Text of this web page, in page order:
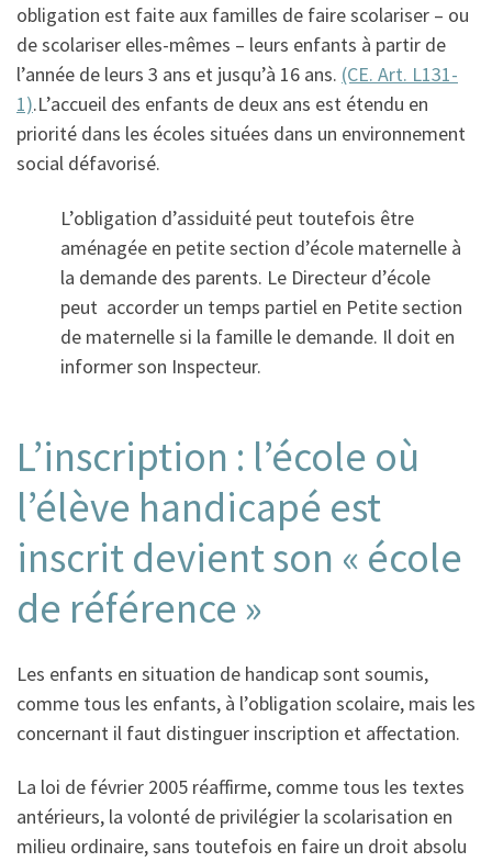
obligation est faite aux familles de faire scolariser – ou
de scolariser elles-mêmes – leurs enfants à partir de
l’année de leurs 3 ans et jusqu’à 16 ans. (CE. Art. L131-
1).L’accueil des enfants de deux ans est étendu en
priorité dans les écoles situées dans un environnement
social défavorisé.
L’obligation d’assiduité peut toutefois être
aménagée en petite section d’école maternelle à
la demande des parents. Le Directeur d’école
peut accorder un temps partiel en Petite section
de maternelle si la famille le demande. Il doit en
informer son Inspecteur.
L’inscription : l’école où
l’élève handicapé est
inscrit devient son « école
de référence »
Les enfants en situation de handicap sont soumis,
comme tous les enfants, à l’obligation scolaire, mais les
concernant il faut distinguer inscription et affectation.
La loi de février 2005 réaffirme, comme tous les textes
antérieurs, la volonté de privilégier la scolarisation en
milieu ordinaire, sans toutefois en faire un droit absolu